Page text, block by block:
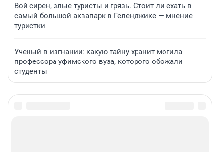
Вой сирен, злые туристы и грязь. Стоит ли ехать в
самый большой аквапарк в Геленджике — мнение
туристки
Ученый в изгнании: какую тайну хранит могила
профессора уфимского вуза, которого обожали
студенты